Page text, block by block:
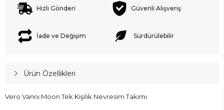
Hızlı Gönderi Güvenli Alışveriş
İade ve Değişim Sürdürülebilir
Ürün Özellikleri
Vero Vanni Moon Tek Kişilik Nevresim Takımı